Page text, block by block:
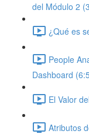
del Módulo 2
¿Qué es
People
Dashboard
El Valor
Atributos